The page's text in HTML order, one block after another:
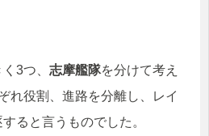
3つ、 志摩艦隊を分けて考え
れ役割、進路を分離し、レイ
ると言うものでした。